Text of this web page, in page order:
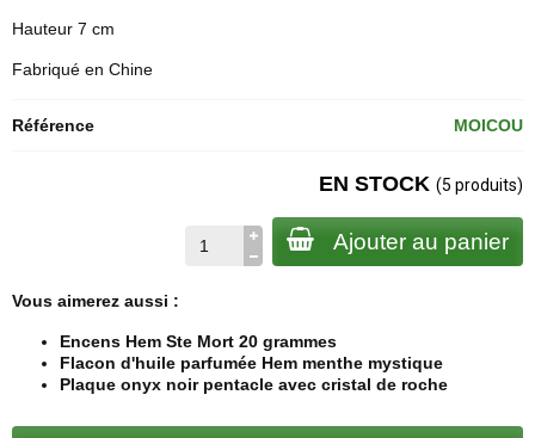
Hauteur 7 cm
Fabriqué en Chine
Référence MOICOU
EN STOCK (5 produits)
Ajouter au panier
Vous aimerez aussi :
Encens Hem Ste Mort 20 grammes
Flacon d'huile parfumée Hem menthe mystique
Plaque onyx noir pentacle avec cristal de roche